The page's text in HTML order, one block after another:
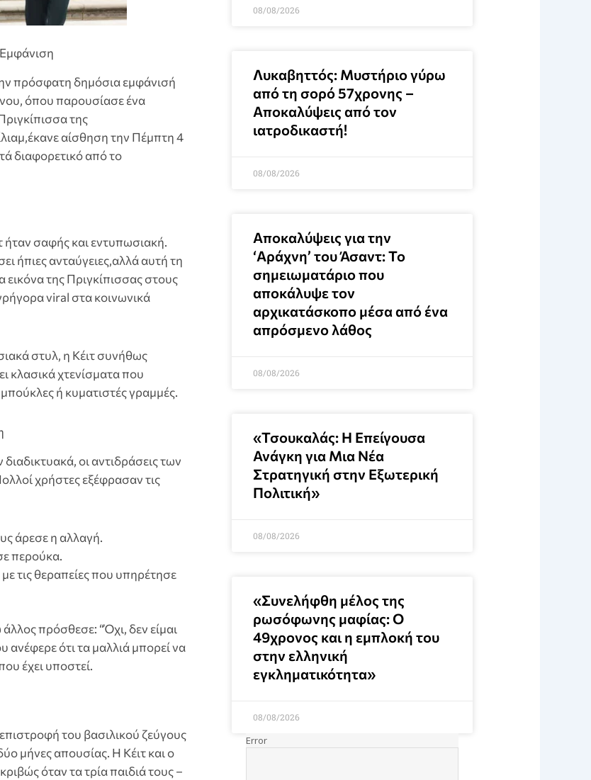
πρόσφατη δημόσια εμφάνισή
όπου παρουσίασε ένα
της
αίσθηση την Πέμπτη 4
διαφορετικό από το
ήταν σαφής και εντυπωσιακή.
ήπιες ανταύγειες,αλλά αυτή τη
της Πριγκίπισσας στους
viral στα κοινωνικά
στυλ, η Κέιτ συνήθως
κλασικά χτενίσματα που
ή κυματιστές γραμμές.
οι αντιδράσεις των
χρήστες εξέφρασαν τις
άρεσε η αλλαγή.
περούκα.
τις θεραπείες που υπηρέτησε
πρόσθεσε: “Όχι, δεν είμαι
ανέφερε ότι τα μαλλιά μπορεί να
έχει υποστεί.
του βασιλικού ζεύγους
μήνες απουσίας. Η Κέιτ και ο
όταν τα τρία παιδιά τους –
08/08/2026
Λυκαβηττός: Μυστήριο γύρω
από τη σορό 57χρονης –
Αποκαλύψεις από τον
ιατροδικαστή!
08/08/2026
Αποκαλύψεις για την
‘Αράχνη’ του Άσαντ: Το
σημειωματάριο που
αποκάλυψε τον
αρχικατάσκοπο μέσα από ένα
απρόσμενο λάθος
08/08/2026
«Τσουκαλάς: Η Επείγουσα
Ανάγκη για Μια Νέα
Στρατηγική στην Εξωτερική
Πολιτική»
08/08/2026
«Συνελήφθη μέλος της
ρωσόφωνης μαφίας: Ο
49χρονος και η εμπλοκή του
στην ελληνική
εγκληματικότητα»
08/08/2026